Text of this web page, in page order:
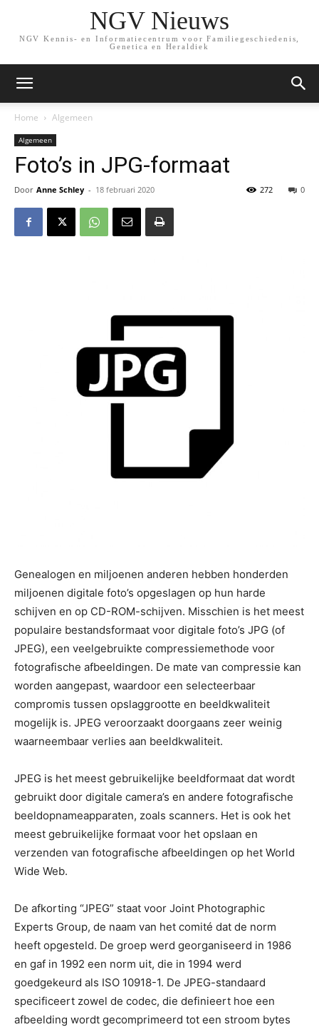
NGV Nieuws
NGV Kennis- en Informatiecentrum voor Familiegeschiedenis,
Genetica en Heraldiek
Home Algemeen
Algemeen
Foto’s in JPG-formaat
Door Anne Schley - 18 februari 2020 0
272
Genealogen en miljoenen anderen hebben honderden
miljoenen digitale foto’s opgeslagen op hun harde
schijven en op CD-ROM-schijven. Misschien is het meest
populaire bestandsformaat voor digitale foto’s JPG (of
JPEG), een veelgebruikte compressiemethode voor
fotografische afbeeldingen. De mate van compressie kan
worden aangepast, waardoor een selecteerbaar
compromis tussen opslaggrootte en beeldkwaliteit
mogelijk is. JPEG veroorzaakt doorgaans zeer weinig
waarneembaar verlies aan beeldkwaliteit.
JPEG is het meest gebruikelijke beeldformaat dat wordt
gebruikt door digitale camera’s en andere fotografische
beeldopnameapparaten, zoals scanners. Het is ook het
meest gebruikelijke formaat voor het opslaan en
verzenden van fotografische afbeeldingen op het World
Wide Web.
De afkorting “JPEG” staat voor Joint Photographic
Experts Group, de naam van het comité dat de norm
heeft opgesteld. De groep werd georganiseerd in 1986
en gaf in 1992 een norm uit, die in 1994 werd
goedgekeurd als ISO 10918-1. De JPEG-standaard
specificeert zowel de codec, die definieert hoe een
afbeelding wordt gecomprimeerd tot een stroom bytes